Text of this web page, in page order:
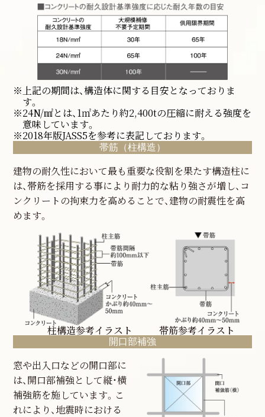
※上記の期間は、構造体に関する目安となっておりま
す。
※24N/㎟とは、1㎡あたり約2,400tの圧縮に耐える強度を
意味しています。
※2018年版JASS5を参考に表記しております。
帯筋（柱構造）
建物の耐久性において最も重要な役割を果たす構造柱に
は、帯筋を採用する事により耐力的な粘り強さが増し、コ
ンクリートの拘束力を高めることで、建物の耐震性を高
めます。
帯筋参考イラスト
開口部補強
窓や出入口などの開口部に
は、開口部補強として縦・横
補強筋を施しています。こ
れにより、地震時における